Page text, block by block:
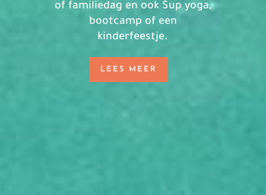
of familiedag en ook Sup yoga,
bootcamp of een
kinderfeestje.
LEES MEER